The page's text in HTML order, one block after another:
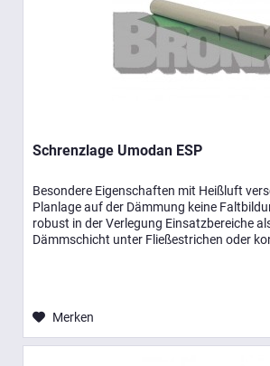
Schrenzlage Umodan ESP
Besondere Eigenschaften mit Heißluft
Planlage auf der Dämmung keine
robust in der Verlegung Einsatzbereiche
Dämmschicht unter Fließestrichen oder
Merken